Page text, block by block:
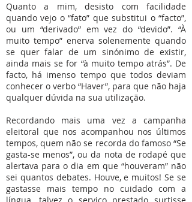
Quanto a mim, desisto com facilidade
quando vejo o “fato” que substitui o “facto”,
ou um “derivado” em vez do “devido”. “À
muito tempo” enerva solenemente quando
se quer falar de um sinónimo de existir,
ainda mais se for “à muito tempo atrás”. De
facto, há imenso tempo que todos deviam
conhecer o verbo “Haver”, para que não haja
qualquer dúvida na sua utilização.
Recordando mais uma vez a campanha
eleitoral que nos acompanhou nos últimos
tempos, quem não se recorda do famoso “Se
gasta-se menos”, ou da nota de rodapé que
alertava para o dia em que “houveram” não
sei quantos debates. Houve, e muitos! Se se
gastasse mais tempo no cuidado com a